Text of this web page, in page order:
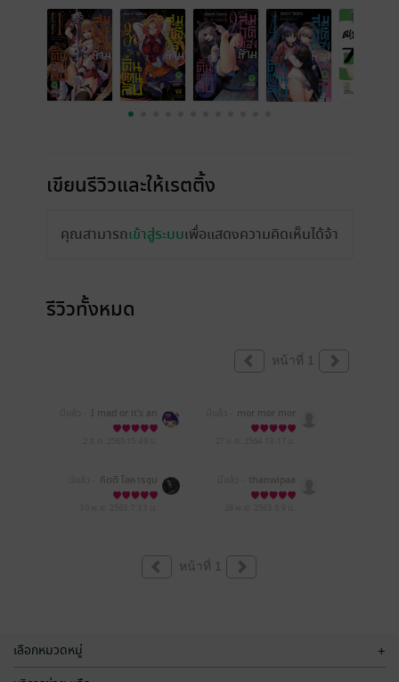
เขียนรีวิวและให้เรตติ้ง
คุณสามารถเข้าสู่ระบบเพื่อแสดงความคิดเห็นได้จ้า
รีวิวทั้งหมด
หน้าที่ 1
I mad or it's an mor mor mor
กิตติ โลหารชุน thanwipaa
หน้าที่ 1
เลือกหมวดหมู่ +